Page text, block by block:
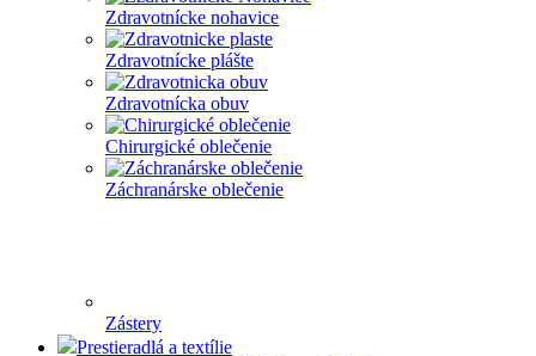
Zdravotnícke nohavice
Zdravotnícke plášte
Zdravotnícka obuv
Chirurgické oblečenie
Záchranárske oblečenie
Zástery
Prestieradlá a textílie